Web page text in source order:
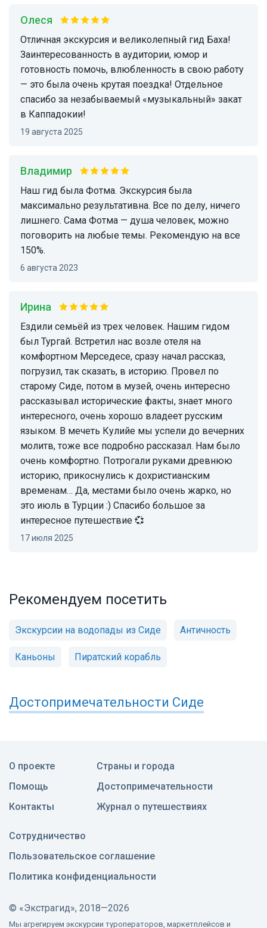
Олеся
Отличная экскурсия и великолепный гид Баха!
Заинтересованность в аудитории, юмор и
готовность помочь, влюбленность в свою работу
— это была очень крутая поездка! Отдельное
спасибо за незабываемый «музыкальный» закат
в Каппадокии!
19 августа 2025
Владимир
Наш гид была Фотма. Экскурсия была
максимально результативна. Все по делу, ничего
лишнего. Сама Фотма — душа человек, можно
поговорить на любые темы. Рекомендую на все
150%.
6 августа 2023
Ирина
Ездили семьёй из трех человек. Нашим гидом
был Тургай. Встретил нас возле отеля на
комфортном Мерседесе, сразу начал рассказ,
погрузил, так сказать, в историю. Провел по
старому Сиде, потом в музей, очень интересно
рассказывал исторические факты, знает много
интересного, очень хорошо владеет русским
языком. В мечеть Кулийе мы успели до вечерних
молитв, тоже все подробно рассказал. Нам было
очень комфортно. Потрогали руками древнюю
историю, прикоснулись к дохристианским
временам… Да, местами было очень жарко, но
это июль в Турции :) Спасибо большое за
интересное путешествие 💞
17 июля 2025
Рекомендуем посетить
Экскурсии на водопады из Сиде Античность
Каньоны Пиратский корабль
Достопримечательности Сиде
О проекте
Помощь
Контакты
Страны и города
Достопримечательности
Журнал о путешествиях
Сотрудничество
Пользовательское соглашение
Политика конфиденциальности
© «Экстрагид», 2018—2026
Мы агрегируем экскурсии туроператоров, маркетплейсов и